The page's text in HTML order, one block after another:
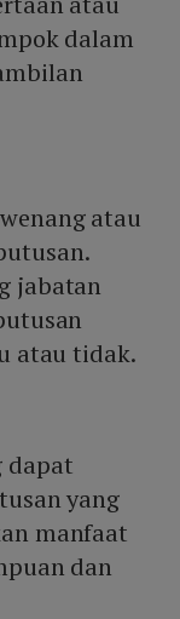
dalam
atau
jabatan
atau tidak.
dapat
yang
manfaat
dan